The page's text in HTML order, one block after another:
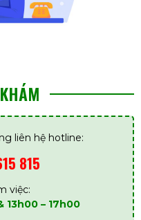
liên hệ hotline:
815
việc:
13h00 – 17h00